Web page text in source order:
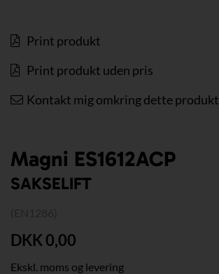
Print produkt
Print produkt uden pris
Kontakt mig omkring dette produkt
Magni ES1612ACP
SAKSELIFT
DKK 0,00
Ekskl. moms og levering